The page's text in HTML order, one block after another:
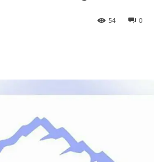
0
54